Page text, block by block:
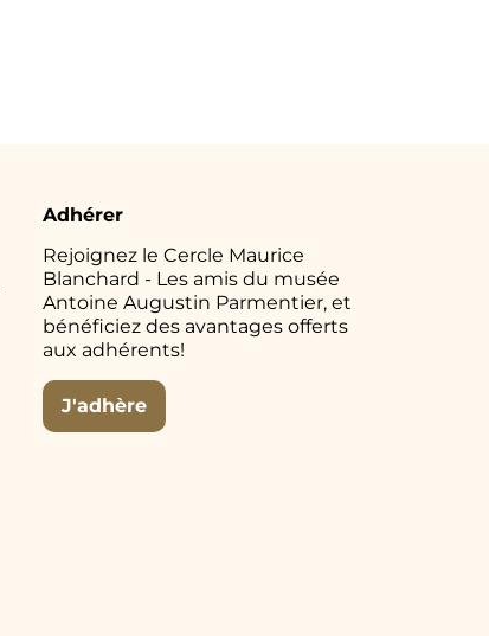
Adhérer
Rejoignez le Cercle Maurice
Blanchard - Les amis du musée
Antoine Augustin Parmentier, et
bénéficiez des avantages offerts
aux adhérents!
J'adhère